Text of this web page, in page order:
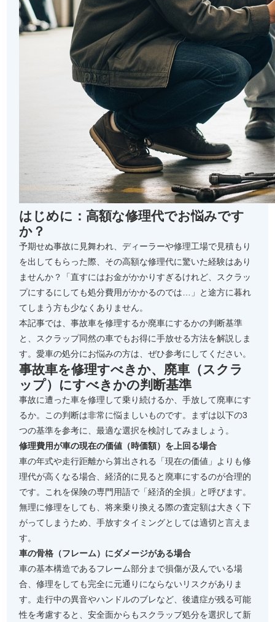
はじめに：高額な修理代でお悩みです
か？
予期せぬ事故に見舞われ、ディーラーや修理工場で見積もり
を出してもらった際、その高額な修理代に驚いた経験はあり
ませんか？「直すにはお金がかかりすぎるけれど、スクラッ
プにするにしても処分費用がかかるのでは…」と途方に暮れ
てしまう方も少なくありません。
本記事では、事故車を修理するか廃車にするかの判断基準
と、スクラップ同然の車でもお得に手放せる方法を解説しま
す。愛車の処分にお悩みの方は、ぜひ参考にしてください。
事故車を修理すべきか、廃車（スクラ
ップ）にすべきかの判断基準
事故に遭った車を修理して乗り続けるか、手放して廃車にす
るか。この判断は非常に悩ましいものです。まずは以下の3
つの基準を参考に、最適な選択を検討してみましょう。
修理費用が車の現在の価値（時価額）を上回る場合
車の年式や走行距離から算出される「現在の価値」よりも修
理代が高くなる場合、経済的に見ると廃車にするのが合理的
です。これを保険の専門用語で「経済的全損」と呼びます。
無理に修理をしても、将来乗り換える際の査定額は大きく下
がってしまうため、手放すタイミングとしては適切と言えま
す。
車の骨格（フレーム）にダメージがある場合
車の基本構造であるフレーム部分まで損傷が及んでいる場
合、修理をしても完全に元通りにならないリスクがありま
す。走行中の異音やハンドルのブレなど、後遺症が残る可能
性を考慮すると、安全面からもスクラップ処分を選択して新